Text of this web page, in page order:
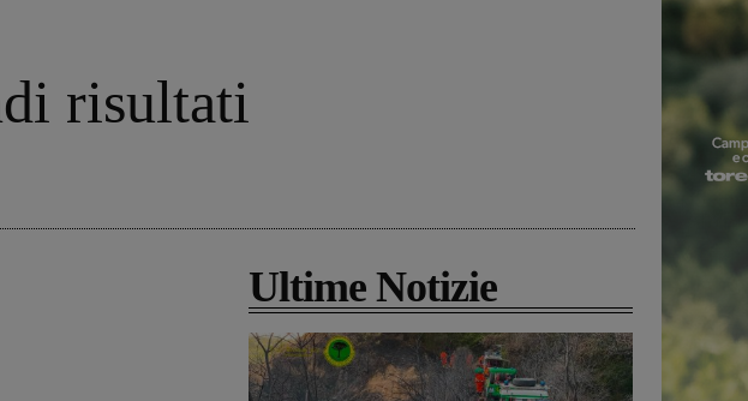
risultati
Ultime Notizie